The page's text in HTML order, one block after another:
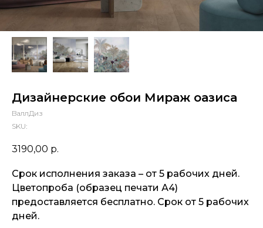
Дизайнерские обои Мираж оазиса
ВаллДиз
SKU:
3190,00 р.
Срок исполнения заказа – от 5 рабочих дней.
Цветопроба (образец печати А4)
предоставляется бесплатно. Срок от 5 рабочих
дней.